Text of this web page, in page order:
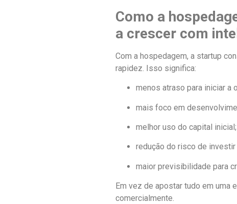
Como a
a crescer com
Com a hospedagem, a startup
rapidez. Isso significa:
menos atraso para iniciar a
mais foco em
melhor uso do capital inicial;
redução do risco de
maior previsibilidade para
Em vez de apostar tudo em uma
comercialmente.